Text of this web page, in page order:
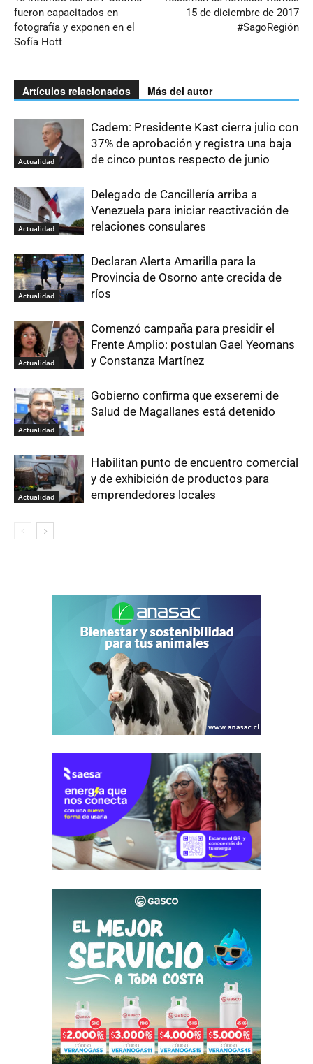
fueron capacitados en
fotografía y exponen en el
Sofía Hott
15 de diciembre de 2017
#SagoRegión
Artículos relacionados Más del autor
Actualidad
Cadem: Presidente Kast cierra julio con
37% de aprobación y registra una baja
de cinco puntos respecto de junio
Actualidad
Delegado de Cancillería arriba a
Venezuela para iniciar reactivación de
relaciones consulares
Actualidad
Declaran Alerta Amarilla para la
Provincia de Osorno ante crecida de
ríos
Actualidad
Comenzó campaña para presidir el
Frente Amplio: postulan Gael Yeomans
y Constanza Martínez
Actualidad
Gobierno confirma que exseremi de
Salud de Magallanes está detenido
Actualidad
Habilitan punto de encuentro comercial
y de exhibición de productos para
emprendedores locales